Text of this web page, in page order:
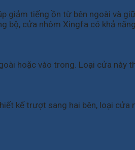
giảm tiếng ồn từ bên ngoài và
bộ, cửa nhôm Xingfa có khả
hoặc vào trong. Loại cửa này
kế trượt sang hai bên, loại